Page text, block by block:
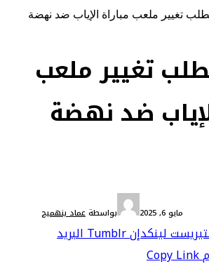
تغيير ملعب مباراة الإياب ضد نهضة
تغيير ملعب
ضد نهضة
مايو 6, 2025 بواسطةعماد بنهميج
لينكدإنTumblrالبريد
Copy Link